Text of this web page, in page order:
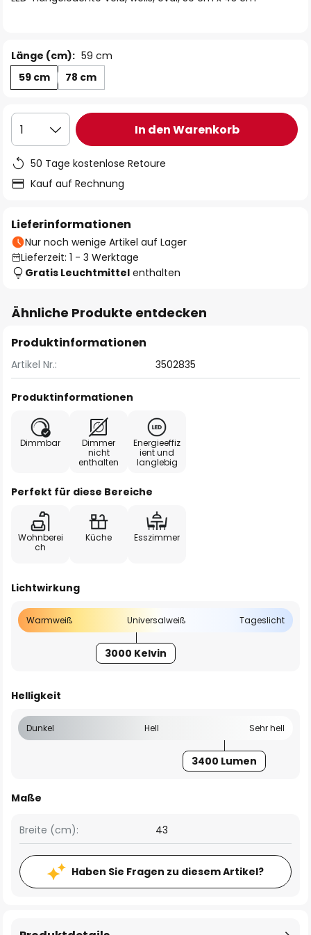
Länge (cm): 59 cm
59 cm
78 cm
1 In den Warenkorb
50 Tage kostenlose Retoure
Kauf auf Rechnung
Lieferinformationen
Nur noch wenige Artikel auf Lager
Lieferzeit: 1 - 3 Werktage
Gratis Leuchtmittel enthalten
Ähnliche Produkte entdecken
Produktinformationen
Artikel Nr.: 3502835
Produktinformationen
Dimmbar
Dimmer
nicht
enthalten
Energieeffiz
ient und
langlebig
Perfekt für diese Bereiche
Wohnberei
ch
Küche Esszimmer
Lichtwirkung
Warmweiß Universalweiß Tageslicht
3000 Kelvin
Helligkeit
Dunkel Hell Sehr hell
3400 Lumen
Maße
Breite (cm): 43
Haben Sie Fragen zu diesem Artikel?